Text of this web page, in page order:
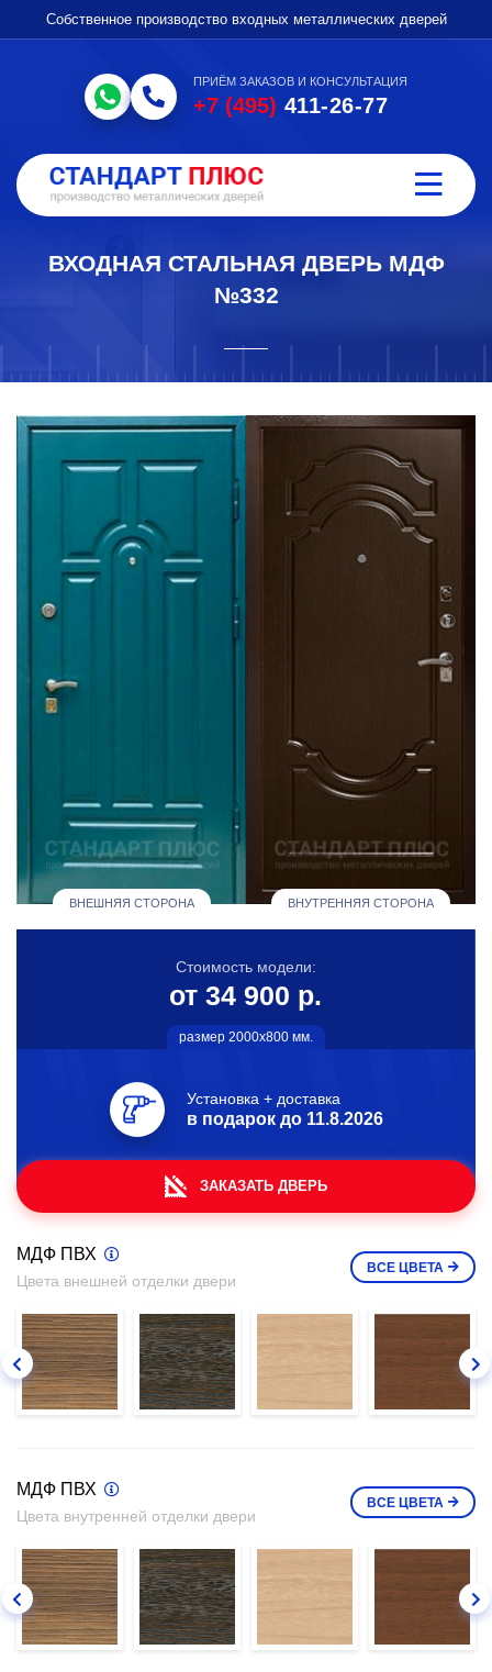
Собственное производство входных металлических дверей
ПРИЁМ ЗАКАЗОВ И КОНСУЛЬТАЦИЯ
+7 (495) 411-26-77
ВХОДНАЯ СТАЛЬНАЯ ДВЕРЬ МДФ
№332
ВНЕШНЯЯ СТОРОНА ВНУТРЕННЯЯ СТОРОНА
Стоимость модели:
от 34 900 р.
размер 2000х800 мм.
Установка + доставка
в подарок до 11.8.2026
ЗАКАЗАТЬ ДВЕРЬ
МДФ ПВХ
Цвета внешней отделки двери
ВСЕ ЦВЕТА
МДФ ПВХ
Цвета внутренней отделки двери
ВСЕ ЦВЕТА